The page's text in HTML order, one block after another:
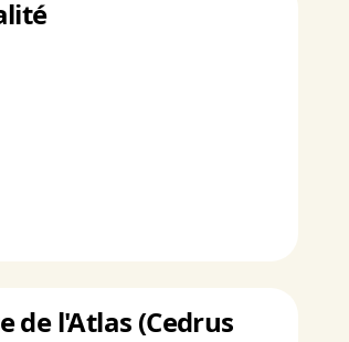
de l'Atlas (Cedrus